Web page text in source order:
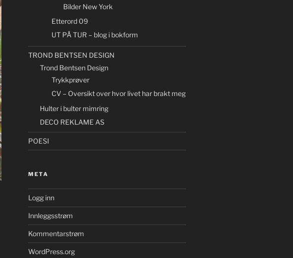
Bilder New York
Etterord 09
UT PÅ TUR – blog i bokform
TROND BENTSEN DESIGN
Trond Bentsen Design
Trykkprøver
CV – Oversikt over hvor livet har brakt meg
Hulter i bulter mimring
DECO REKLAME AS
POESI
META
Logg inn
Innleggsstrøm
Kommentarstrøm
WordPress.org